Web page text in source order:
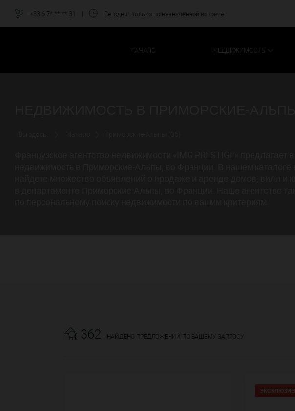
+33.6.7*.**.**.31 Сегодня : только по назначенной встрече
НАЧАЛО НЕДВИЖИМОСТЬ
362 - НАЙДЕНО ПРЕДЛОЖЕНИЙ ПО ВАШЕМУ ЗАПРОСУ
ЭКСКЛЮЗИВ